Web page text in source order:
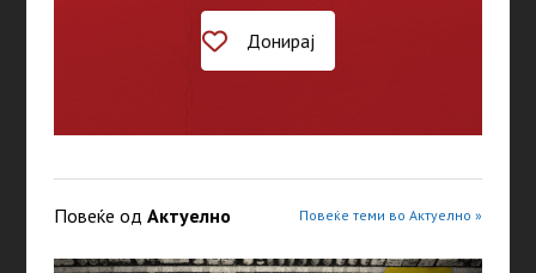
Донирај
Повеќе од Актуелно Повеќе теми во Актуелно »